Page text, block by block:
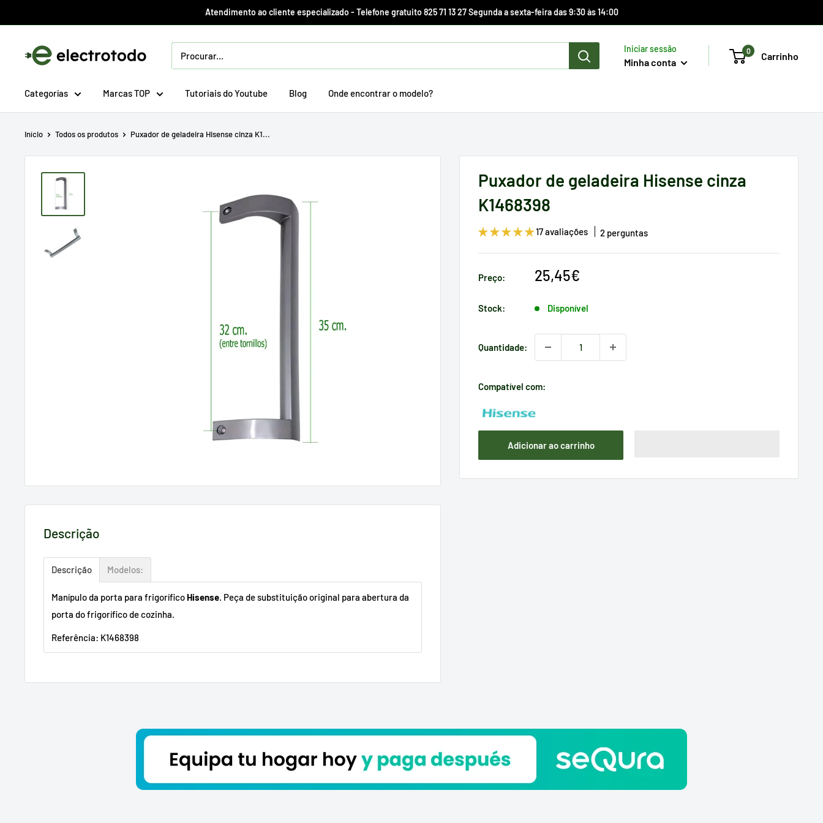
direto
Atendimento ao cliente especializado - Telefone gratuito 825 71 13 27 Segunda a sexta-feira das 9:30 às 14:00
Electrotodo.es Iniciar sessão
Minha conta
0 Carrinho
Categorías Marcas TOP Tutoriais do Youtube Blog Onde encontrar o modelo?
Início Todos os produtos Puxador de geladeira Hisense cinza K1...
Puxador de geladeira Hisense cinza
K1468398
17 avaliações 2 perguntas
Preço:
Preço
venda
25,45€
Stock: Disponível
Quantidade:
Compatível com:
Adicionar ao carrinho
Descrição
Descrição Modelos:
Manípulo da porta para frigorífico Hisense. Peça de substituição original para abertura da
porta do frigorífico de cozinha.
Referência: K1468398